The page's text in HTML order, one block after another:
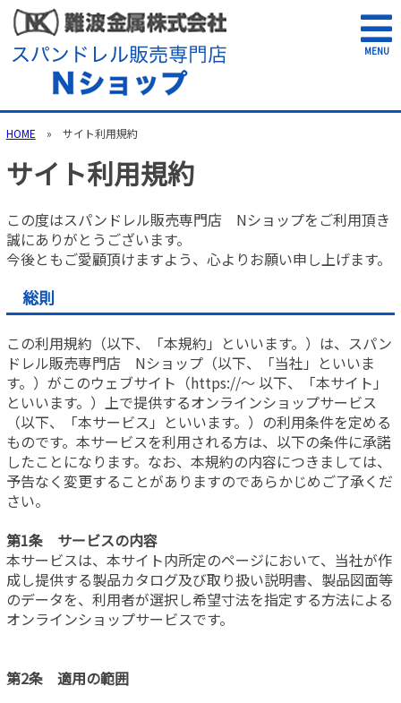
MENU
HOME » サイト利用規約
サイト利用規約
この度はスパンドレル販売専門店 Nショップをご利用頂き
誠にありがとうございます。
今後ともご愛顧頂けますよう、心よりお願い申し上げます。
総則
この利用規約（以下、「本規約」といいます。）は、スパン
ドレル販売専門店 Nショップ（以下、「当社」といいま
す。）がこのウェブサイト（https://～ 以下、「本サイト」
といいます。）上で提供するオンラインショップサービス
（以下、「本サービス」といいます。）の利用条件を定める
ものです。本サービスを利用される方は、以下の条件に承諾
したことになります。なお、本規約の内容につきましては、
予告なく変更することがありますのであらかじめご了承くだ
さい。
第1条 サービスの内容
本サービスは、本サイト内所定のページにおいて、当社が作
成し提供する製品カタログ及び取り扱い説明書、製品図面等
のデータを、利用者が選択し希望寸法を指定する方法による
オンラインショップサービスです。
第2条 適用の範囲